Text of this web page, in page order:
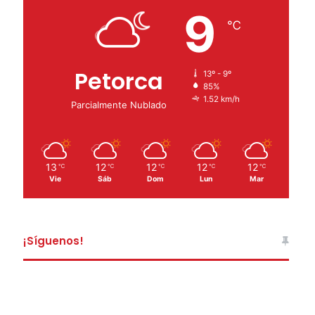
Petorca
Parcialmente Nublado
9 ℃
13º - 9º
85%
1.52 km/h
13 ℃
Vie
12 ℃
Sáb
12 ℃
Dom
12 ℃
Lun
12 ℃
Mar
¡Síguenos!